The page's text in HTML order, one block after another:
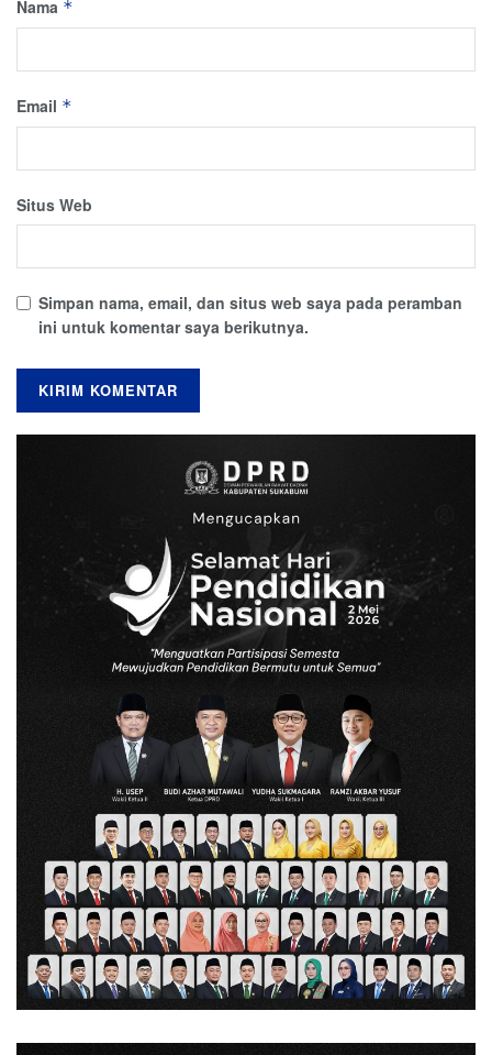
Nama *
Email *
Situs Web
Simpan nama, email, dan situs web saya pada peramban
ini untuk komentar saya berikutnya.